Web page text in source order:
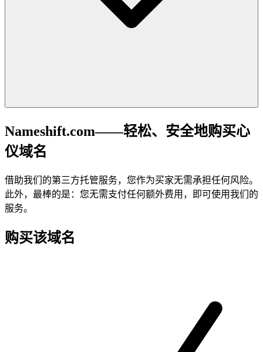
Nameshift.com——轻松、安全地购买心
仪域名
借助我们的第三方托管服务，您作为买家无需承担任何风险。
此外，最棒的是：您无需支付任何额外费用，即可使用我们的
服务。
购买该域名